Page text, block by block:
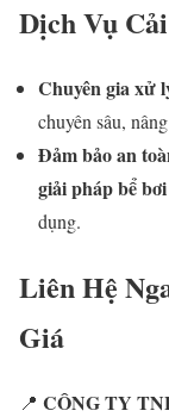
Dịch Vụ
Chuyên gia xử
chuyên sâu,
Đảm bảo an
giải pháp bể
dụng.
Liên Hệ
Giá
📍 CÔNG TY